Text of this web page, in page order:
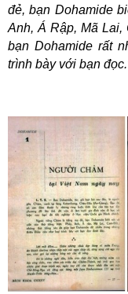
đẻ, bạn Dohamide
Anh, Á Rập, Mã
bạn Dohamide rất
trình bày với bạn